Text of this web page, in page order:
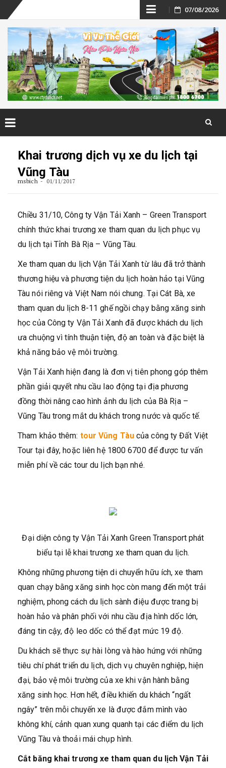
Skip
to
content
07/08/2026
Khai trương dịch vụ xe du lịch tại
Vũng Tàu
msbich 01/11/2017
Chiều 31/10, Công ty Vận Tải Xanh – Green Transport
chính thức khai trương xe tham quan du lịch phục vụ
du lịch tại Tỉnh Bà Rịa – Vũng Tàu.
Xe tham quan du lịch Vận Tải Xanh từ lâu đã trở thành
thương hiệu và phương tiện du lịch hoàn hảo tại Vũng
Tàu nói riêng và Việt Nam nói chung. Tại Cát Bà, xe
tham quan du lịch 8-11 ghế ngồi chạy bằng xăng sinh
học của Công ty Vận Tải Xanh đã được khách du lịch
ưa chuộng vì tính thuận tiện, độ an toàn và đặc biệt là
khả năng bảo vệ môi trường.
Vận Tải Xanh hiện đang là đơn vị tiên phong góp thêm
phần giải quyết nhu cầu lao động tại địa phương
đồng thời nâng cao hình ảnh du lịch của Bà Rịa –
Vũng Tàu trong mắt du khách trong nước và quốc tế.
Tham khảo thêm: tour Vũng Tàucủa công ty Đất Việt
Tour tại đây, hoặc liên hệ 1800 6700 để được tư vấn
miễn phí về các tour du lịch bạn nhé.
Đại diện công ty Vận Tải Xanh Green Transport phát
biểu tại lễ khai trương xe tham quan du lịch.
Không những phương tiện di chuyển hữu ích, xe tham
quan chạy bằng xăng sinh học còn mang đến một trải
nghiệm, phong cách du lịch sành điệu được trang bị
hoàn hảo và phân phối với nhu cầu địa hình dốc lớn,
đáng tin cậy, độ leo dốc có thể đạt mức 19 độ.
Du khách sẽ thực sự hài lòng và hào hứng với những
tiêu chí phát triển du lịch, dịch vụ chuyên nghiệp, hiện
đại, bảo vệ môi trường của xe khi vận hành bằng
xăng sinh học. Hơn hết, điều khiến du khách “ngất
ngây” trên mỗi chuyến xe là được đắm mình vào
không khí, cảnh quan xung quanh tại các điểm du lịch
Vũng Tàu và thoải mái chụp hình.
Cắt băng khai trương xe tham quan du lịch Vận Tải